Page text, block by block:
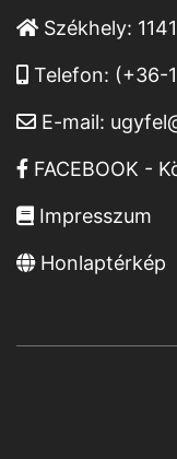
Székhely:
Telefon: (+36-
E-mail:
FACEBOOK -
Impresszum
Honlaptérkép